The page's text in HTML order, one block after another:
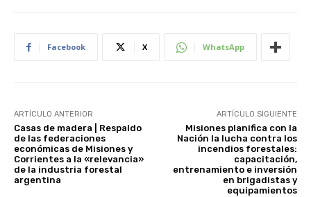
Facebook X WhatsApp
ARTÍCULO ANTERIOR
Casas de madera | Respaldo
de las federaciones
económicas de Misiones y
Corrientes a la «relevancia»
de la industria forestal
argentina
ARTÍCULO SIGUIENTE
Misiones planifica con la
Nación la lucha contra los
incendios forestales:
capacitación,
entrenamiento e inversión
en brigadistas y
equipamientos